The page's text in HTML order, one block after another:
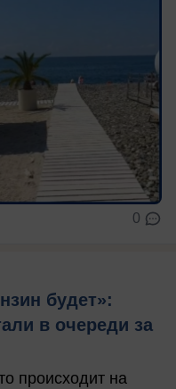
0
будет»:
в очереди за
происходит на